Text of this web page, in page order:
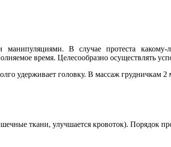
манипуляциями. В случае протеста
время. Целесообразно осуществлять
удерживает головку. В массаж грудничкам
ткани, улучшается кровоток). Порядок